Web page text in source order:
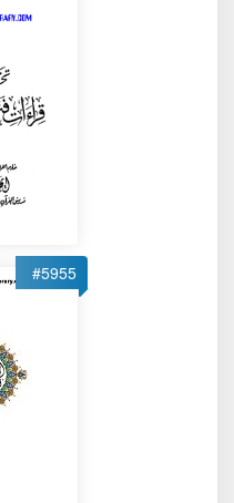
#5955